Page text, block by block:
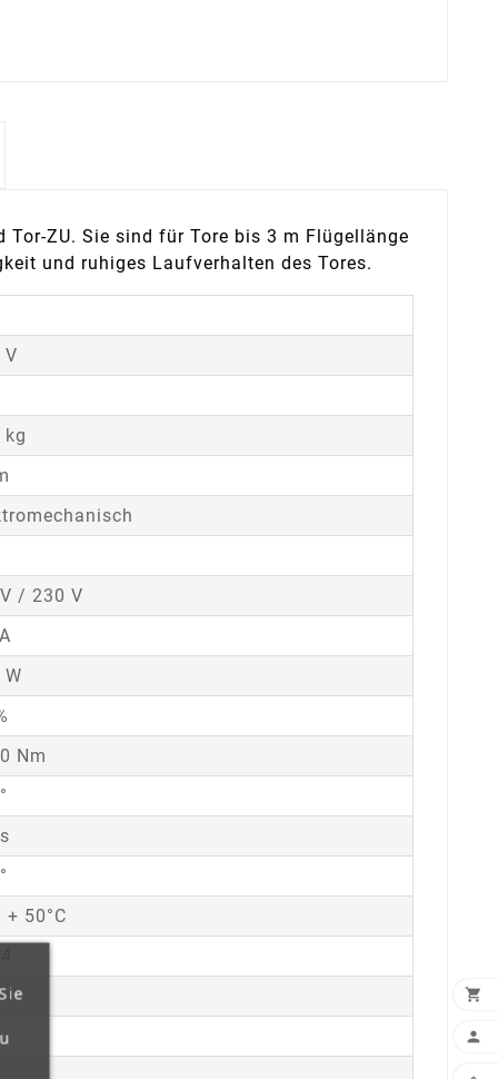
Tor-ZU. Sie sind für Tore bis 3 m Flügellänge
und ruhiges Laufverhalten des Tores.
V
kg
/ 230 V
W
Nm
+ 50°C

